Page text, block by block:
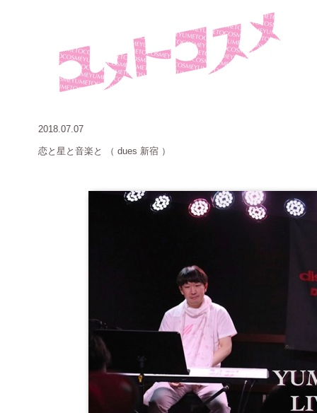
2018.07.07
恋と星と音楽と （ dues 新宿 ）